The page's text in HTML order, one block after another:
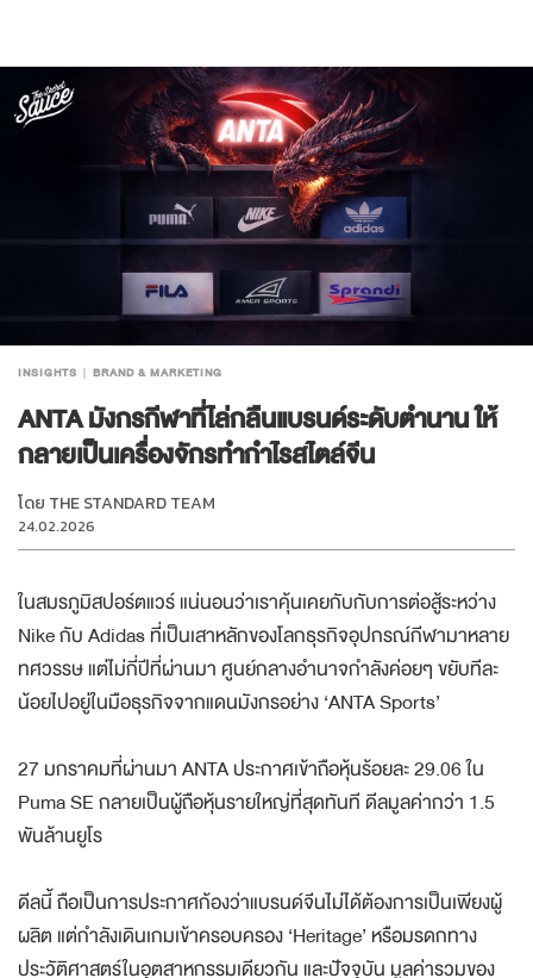
INSIGHTS BRAND & MARKETING
ANTA มังกรกีฬาที่ไล่กลืนแบรนด์ระดับตำนาน ให้
กลายเป็นเครื่องจักรทำกำไรสไตล์จีน
โดย THE STANDARD TEAM
24.02.2026
ในสมรภูมิสปอร์ตแวร์ แน่นอนว่าเราคุ้นเคยกับกับการต่อสู้ระหว่าง
Nike กับ Adidas ที่เป็นเสาหลักของโลกธุรกิจอุปกรณ์กีฬามาหลาย
ทศวรรษ แต่ไม่กี่ปีที่ผ่านมา ศูนย์กลางอำนาจกำลังค่อยๆ ขยับทีละ
น้อยไปอยู่ในมือธุรกิจจากแดนมังกรอย่าง ‘ANTA Sports’
27 มกราคมที่ผ่านมา ANTA ประกาศเข้าถือหุ้นร้อยละ 29.06 ใน
Puma SE กลายเป็นผู้ถือหุ้นรายใหญ่ที่สุดทันที ดีลมูลค่ากว่า 1.5
พันล้านยูโร
ดีลนี้ ถือเป็นการประกาศก้องว่าแบรนด์จีนไม่ได้ต้องการเป็นเพียงผู้
ผลิต แต่กำลังเดินเกมเข้าครอบครอง ‘Heritage’ หรือมรดกทาง
ประวัติศาสตร์ในอุตสาหกรรมเดียวกัน และปัจจุบัน มูลค่ารวมของ